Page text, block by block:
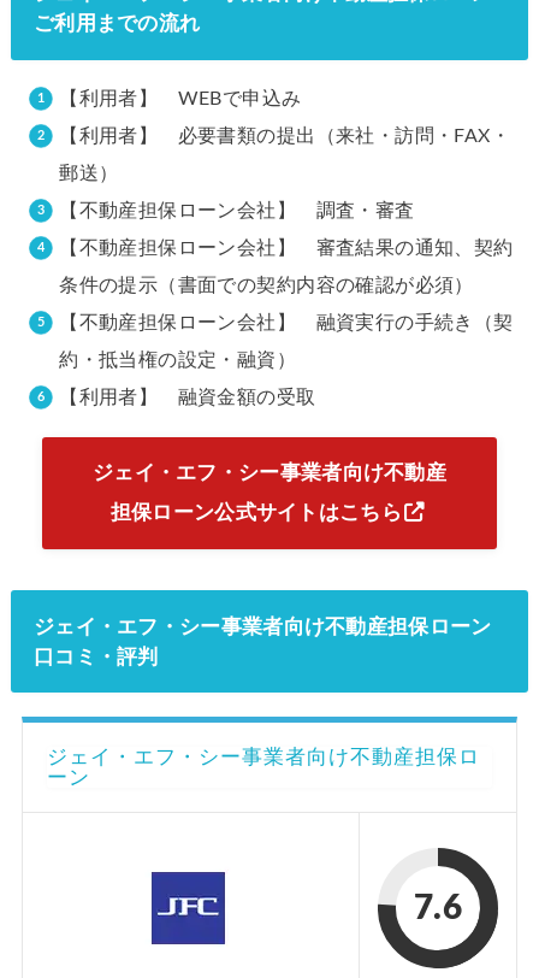
ご利用までの流れ
【利用者】 WEBで申込み
【利用者】 必要書類の提出（来社・訪問・FAX・
郵送）
【不動産担保ローン会社】 調査・審査
【不動産担保ローン会社】 審査結果の通知、契約
条件の提示（書面での契約内容の確認が必須）
【不動産担保ローン会社】 融資実行の手続き（契
約・抵当権の設定・融資）
【利用者】 融資金額の受取
ジェイ・エフ・シー事業者向け不動産
担保ローン公式サイトはこちら
ジェイ・エフ・シー事業者向け不動産担保ローン
口コミ・評判
ジェイ・エフ・シー事業者向け不動産担保ロ
ーン
7.6